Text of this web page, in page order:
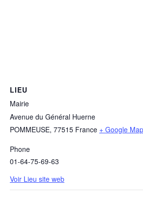
LIEU
Mairie
Avenue du Général Huerne
POMMEUSE, 77515 France + Google Map
Phone
01-64-75-69-63
Voir Lieu site web